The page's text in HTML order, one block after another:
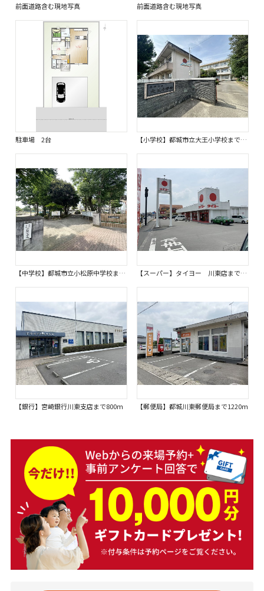
前面道路含む現地写真 前面道路含む現地写真
駐車場 2台 【小学校】都城市立大王小学校まで970ｍ
【中学校】都城市立小松原中学校まで800ｍ 【スーパー】タイヨー 川東店まで560ｍ
【銀行】宮崎銀行川東支店まで800ｍ 【郵便局】都城川東郵便局まで1220ｍ